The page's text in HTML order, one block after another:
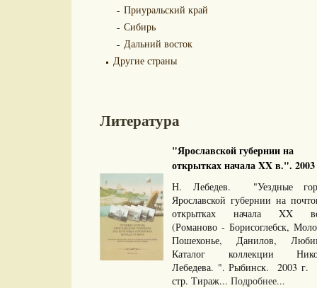
Приуральский край
Сибирь
Дальний восток
Другие страны
Литература
"Ярославской губернии на
открытках начала XX в.". 2003
Н. Лебедев. "Уездные
Ярославской губернии на
открытках начала XX
(Романово - Борисоглебск,
Пошехонье, Данилов,
Каталог коллекции
Лебедева. ". Рыбинск. 2003 г.
стр. Тираж... Подробнее...